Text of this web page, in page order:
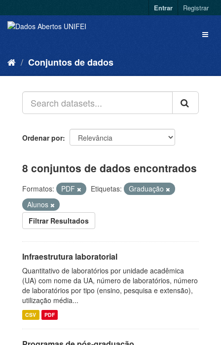
Entrar Registrar
Conjuntos de dados
Ordenar por
8 conjuntos de dados encontrados
Formatos: PDF Etiquetas:
Graduação
Alunos
Filtrar Resultados
Infraestrutura laboratorial
Quantitativo de laboratórios por unidade acadêmica
(UA) com nome da UA, número de laboratórios, número
de laboratórios por tipo (ensino, pesquisa e extensão),
utilização média...
CSV PDF